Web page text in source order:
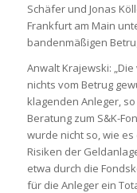
Schäfer und Jonas
Frankfurt am Main
bandenmäßigen
Anwalt Krajewski:
nichts vom Betrug
klagenden Anleger,
Beratung zum S&K-
wurde nicht so, wie
Risiken der
etwa durch die
für die Anleger ein